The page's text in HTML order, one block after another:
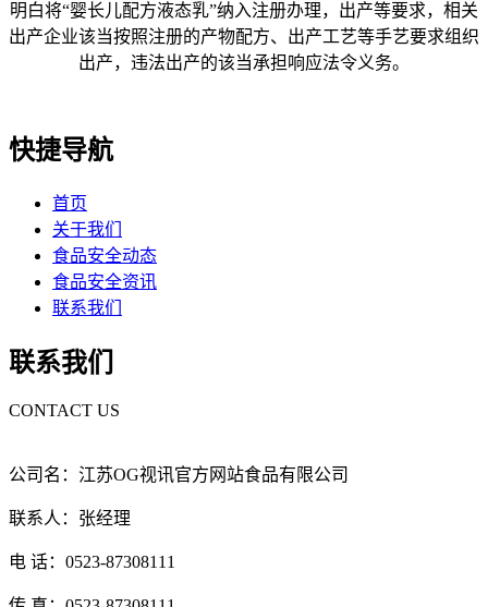
明白将“婴长儿配方液态乳”纳入注册办理，出产等要求，相关
出产企业该当按照注册的产物配方、出产工艺等手艺要求组织
出产，违法出产的该当承担响应法令义务。
快捷导航
首页
关于我们
食品安全动态
食品安全资讯
联系我们
联系我们
CONTACT US
公司名：江苏OG视讯官方网站食品有限公司
联系人：张经理
电 话：0523-87308111